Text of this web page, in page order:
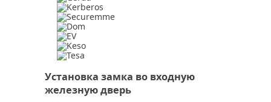
Установка замка во входную
железную дверь